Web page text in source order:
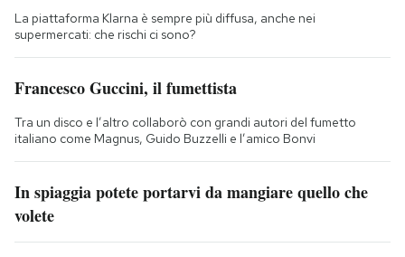
La piattaforma Klarna è sempre più diffusa, anche nei
supermercati: che rischi ci sono?
Francesco Guccini, il fumettista
Tra un disco e l’altro collaborò con grandi autori del fumetto
italiano come Magnus, Guido Buzzelli e l’amico Bonvi
In spiaggia potete portarvi da mangiare quello che
volete